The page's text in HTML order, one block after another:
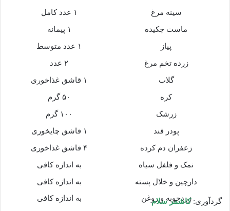
سینه مرغ ۱ عدد کامل
ماست چکیده ۱ پیمانه
پیاز ۱ عدد متوسط
زرده تخم مرغ ۲ عدد
گلاب ۱ قاشق غذاخوری
کره ۵۰ گرم
زرشک ۱۰۰ گرم
پودر قند ۱ قاشق چایخوری
زعفران دم کرده ۴ قاشق غذاخوری
نمک و فلفل سیاه به اندازه کافی
دارچین و خلال پسته
به اندازه کافی
زردچوبه و روغن
به اندازه کافی گردآوری:کاشمر سلام